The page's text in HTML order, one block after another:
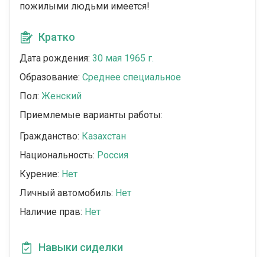
пожилыми людьми имеется!
Кратко
Дата рождения: 30 мая 1965 г.
Образование: Среднее специальное
Пол: Женский
Приемлемые варианты работы:
Гражданство: Казахстан
Национальность: Россия
Курение: Нет
Личный автомобиль: Нет
Наличие прав: Нет
Навыки сиделки